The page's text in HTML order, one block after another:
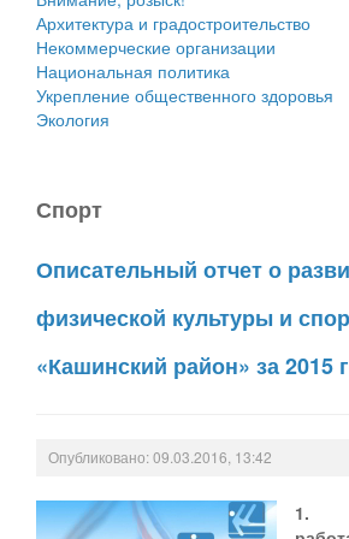
Архитектура и градостроительство
Некоммерческие организации
Национальная политика
Укрепление общественного здоровья
Экология
Спорт
Описательный отчет о
физической культуры и
«Кашинский район» за 2015
Опубликовано: 09.03.2016, 13:42
1.